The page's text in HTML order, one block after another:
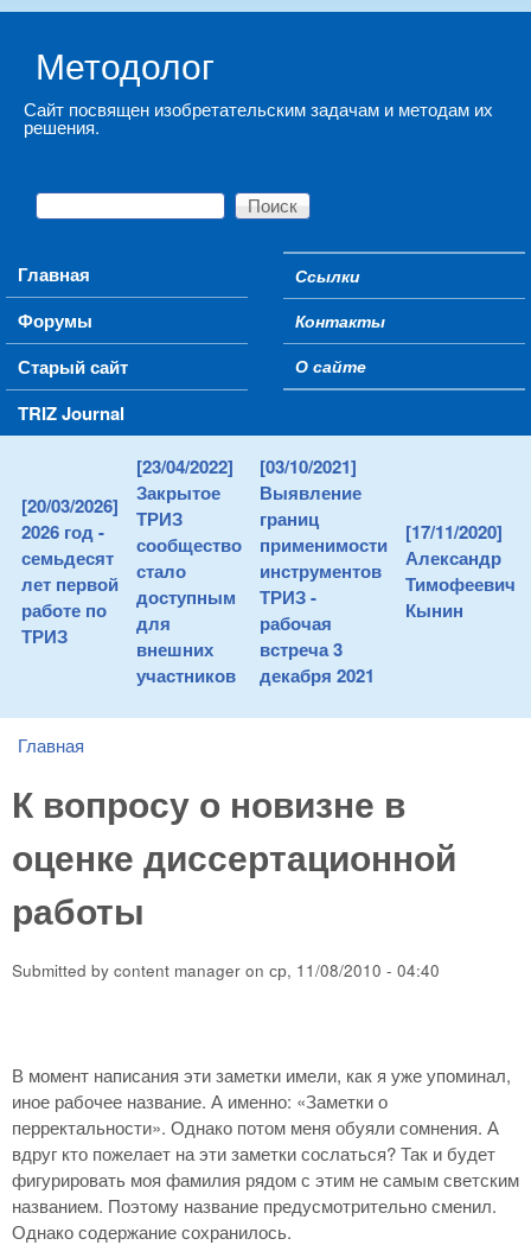
Методолог
Сайт посвящен изобретательским задачам и методам их
решения.
Форма поиска
Поиск
Main menu
Главная
Форумы
Старый сайт
TRIZ Journal
Secondary menu
Ссылки
Контакты
О сайте
[20/03/2026]
2026 год -
семьдесят
лет первой
работе по
ТРИЗ
[23/04/2022]
Закрытое
ТРИЗ
сообщество
стало
доступным
для
внешних
участников
[03/10/2021]
Выявление
границ
применимости
инструментов
ТРИЗ -
рабочая
встреча 3
декабря 2021
[17/11/2020]
Александр
Тимофеевич
Кынин
You are here
Главная
К вопросу о новизне в
оценке диссертационной
работы
Submitted by content manager on ср, 11/08/2010 - 04:40
В момент написания эти заметки имели, как я уже упоминал,
иное рабочее название. А именно: «Заметки о
перректальности». Однако потом меня обуяли сомнения. А
вдруг кто пожелает на эти заметки сослаться? Так и будет
фигурировать моя фамилия рядом с этим не самым светским
названием. Поэтому название предусмотрительно сменил.
Однако содержание сохранилось.